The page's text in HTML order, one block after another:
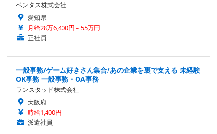
ベンタス株式会社
愛知県
月給28万6,400円～55万円
正社員
一般事務/ゲーム好きさん集合/あの企業を裏で支える 未経験
OK事務 一般事務・OA事務
ランスタッド株式会社
大阪府
時給1,400円
派遣社員